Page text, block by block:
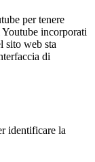
per tenere
incorporati
sito web sta
di
identificare la